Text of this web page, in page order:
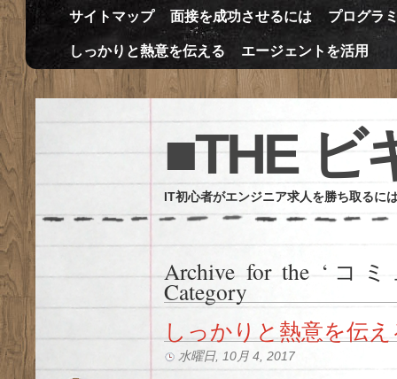
サイトマップ 面接を成功させるには プログラ
しっかりと熱意を伝える エージェントを活用
■THE ビ
IT初心者がエンジニア求人を勝ち取るに
Archive for the ‘コ
Category
しっかりと熱意を伝
水曜日, 10月 4, 2017